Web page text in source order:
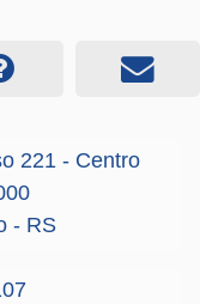
221 - Centro
- RS